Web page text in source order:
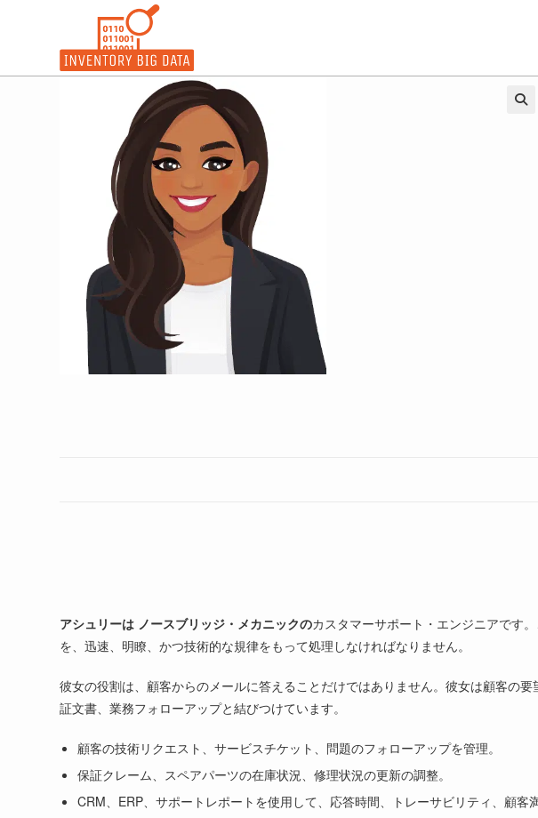
ン
アシュリーは ノースブリッジ・メカニックのカスタマーサポート・エンジニアです
を、迅速、明瞭、かつ技術的な規律をもって処理しなければなりません。
彼女の役割は、顧客からのメールに答えることだけではありません。彼女は顧客の
証文書、業務フォローアップと結びつけています。
顧客の技術リクエスト、サービスチケット、問題のフォローアップを管理。
保証クレーム、スペアパーツの在庫状況、修理状況の更新の調整。
CRM、ERP、サポートレポートを使用して、応答時間、トレーサビリティ、顧客